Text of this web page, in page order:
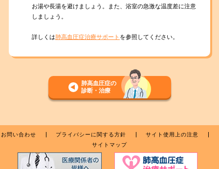
お湯や長湯を避けましょう。また、浴室の急激な温度差に注意
しましょう。
詳しくは肺高血圧症治療サポート を参照してください。
肺高血圧症の
診断・治療
お問い合わせ プライバシーに関する方針
サイト使用上の注意
サイトマップ